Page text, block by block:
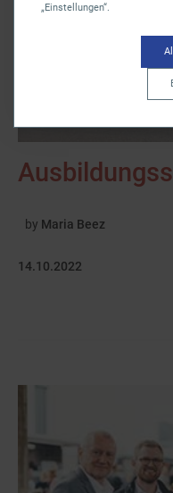
by Maria Beez
14.10.2022
„Einstellungen“.